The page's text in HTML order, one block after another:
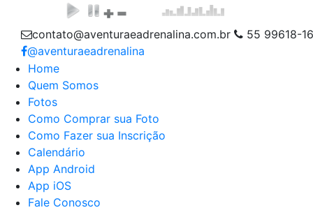
contato@aventuraeadrenalina.com.br
55 99618-
@aventuraeadrenalina
Home
Quem Somos
Fotos
Como Comprar sua Foto
Como Fazer sua Inscrição
Calendário
App Android
App iOS
Fale Conosco